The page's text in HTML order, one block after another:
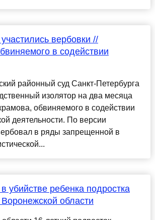
вербовки //
в содействии
районный суд Санкт-Петербурга
изолятор на два месяца
обвиняемого в содействии
деятельности. По версии
в ряды запрещенной в
убийстве ребенка подростка
области